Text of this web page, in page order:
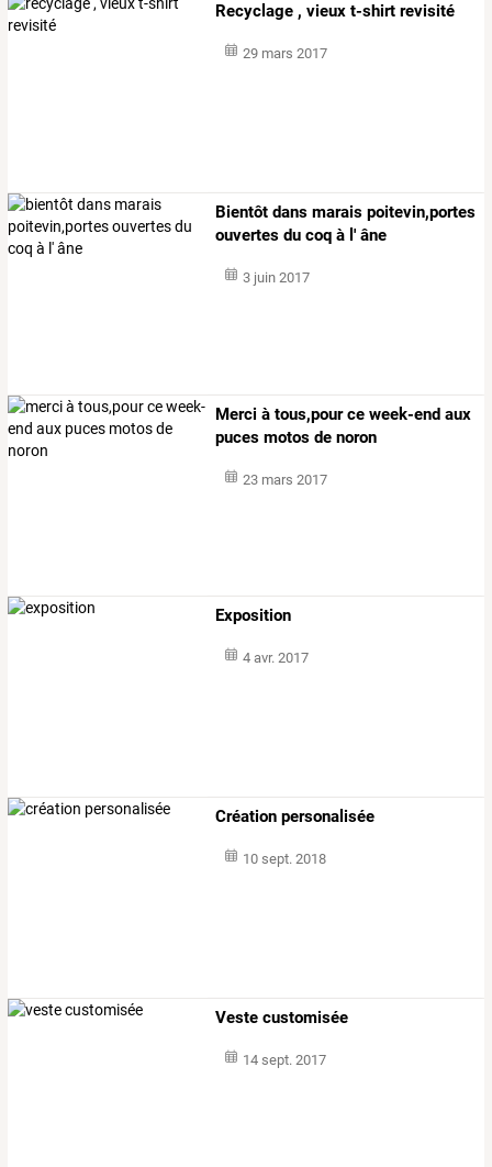
Recyclage , vieux t-shirt revisité
29 mars 2017
Bientôt dans marais poitevin,portes
ouvertes du coq à l' âne
3 juin 2017
Merci à tous,pour ce week-end aux
puces motos de noron
23 mars 2017
Exposition
4 avr. 2017
Création personalisée
10 sept. 2018
Veste customisée
14 sept. 2017